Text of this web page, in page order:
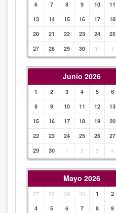
6
7 8 9 10 11
13
14 15 16 17 18
20
21 22 23 24 25
27
28 29 30 31 1
Junio 2026
1 2 3 4 5 6
8
9 10 11 12 13
15
16 17 18 19 20
22
23 24 25 26 27
29
30 1 2 3 4
Mayo 2026
27 28 29 30 1 2
4
5 6 7 8 9